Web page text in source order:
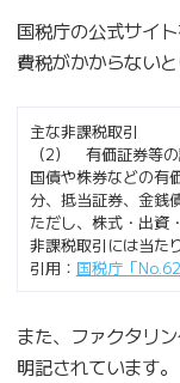
国税庁の公式サイ
費税がかからない
主な非課税取引
（2） 有価証券等
国債や株券などの有
分、抵当証券、金銭
ただし、株式・出資
非課税取引には当た
引用： 国税庁「
また、ファクタリ
明記されています。